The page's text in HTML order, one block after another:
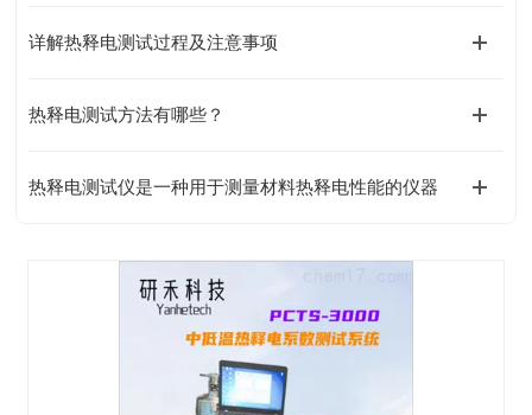
详解热释电测试过程及注意事项
热释电测试方法有哪些？
热释电测试仪是一种用于测量材料热释电性能的仪器